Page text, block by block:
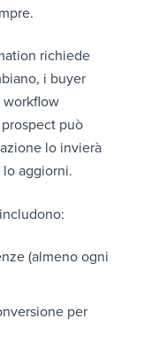
richiede
i buyer
può
lo invierà
aggiorni.
(almeno ogni
per